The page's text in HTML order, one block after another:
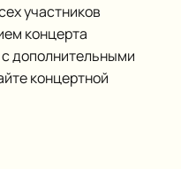
участников
концерта
дополнительными
концертной